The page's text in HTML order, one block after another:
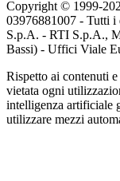
Copyright © 1999-
03976881007 - Tutti
S.p.A. - RTI S.p.A.,
Bassi) - Uffici Viale
Rispetto ai contenuti
vietata ogni
intelligenza artificiale
utilizzare mezzi